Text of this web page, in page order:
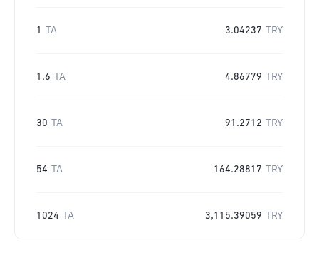
1 TA 3.04237 TRY
1.6 TA 4.86779 TRY
30 TA 91.2712 TRY
54 TA 164.28817 TRY
1024 TA 3,115.39059 TRY